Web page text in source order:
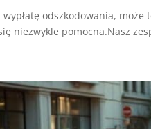
wypłatę odszkodowania,
niezwykle pomocna.Nasz